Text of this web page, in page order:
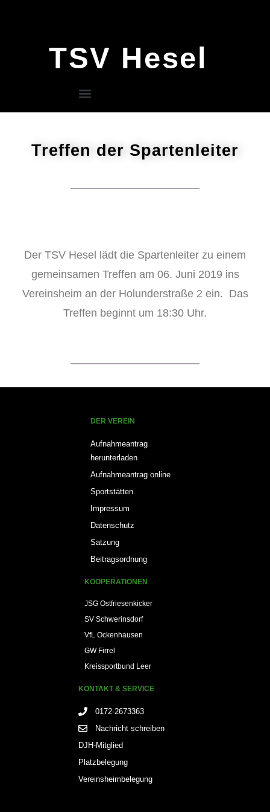
TSV Hesel
Treffen der Spartenleiter
Der TSV Hesel lädt die Spartenleiter zu einem
gemeinsamen Treffen am 06. Juni 2019 ins
Vereinsheim an der Holunderstraße 2 ein. Das
Treffen beginnt um 18:30 Uhr.
DER VEREIN
Aufnahmeantrag
herunterladen
Aufnahmeantrag online
Sportstätten
Impressum
Datenschutz
Satzung
Beitragsordnung
KOOPERATIONEN
JSG Ostfriesenkicker
SV Schwerinsdorf
VfL Ockenhausen
GW Firrel
Kreissportbund Leer
KONTAKT & SERVICE
0172-2673363
Nachricht schreiben
DJH-Mitglied
Platzbelegung
Vereinsheimbelegung